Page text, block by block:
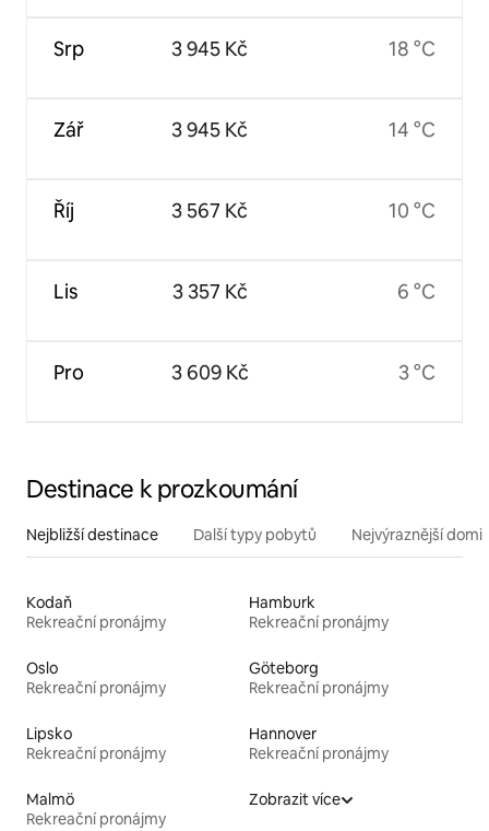
Srp
Zář
Říj
Lis
Pro
3 945 Kč
3 945 Kč
3 567 Kč
3 357 Kč
3 609 Kč
18 °C
14 °C
10 °C
6 °C
3 °C
Destinace k prozkoumání
Nejbližší destinace Další typy pobytů Nejvýraznější
Kodaň
Rekreační pronájmy
Hamburk
Rekreační pronájmy
Oslo
Rekreační pronájmy
Göteborg
Rekreační pronájmy
Lipsko
Rekreační pronájmy
Hannover
Rekreační pronájmy
Malmö
Rekreační pronájmy
Zobrazit více